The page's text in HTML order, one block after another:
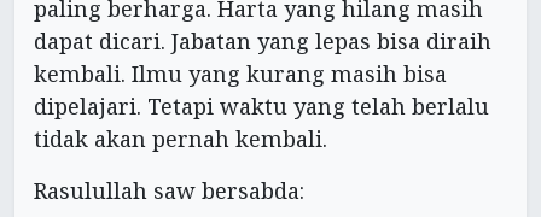
paling berharga. Harta yang hilang masih
dapat dicari. Jabatan yang lepas bisa diraih
kembali. Ilmu yang kurang masih bisa
dipelajari. Tetapi waktu yang telah berlalu
tidak akan pernah kembali.
Rasulullah saw bersabda: